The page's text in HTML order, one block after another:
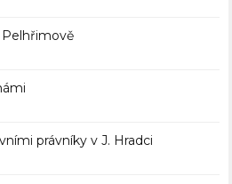
právníky v J. Hradci